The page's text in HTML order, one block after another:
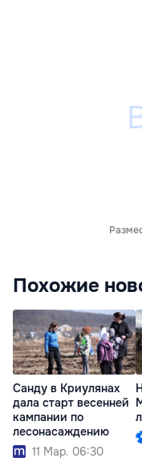
Похожие
Санду в Криулянах
дала старт весенней
кампании по
лесонасаждению
11 Мар. 06:30